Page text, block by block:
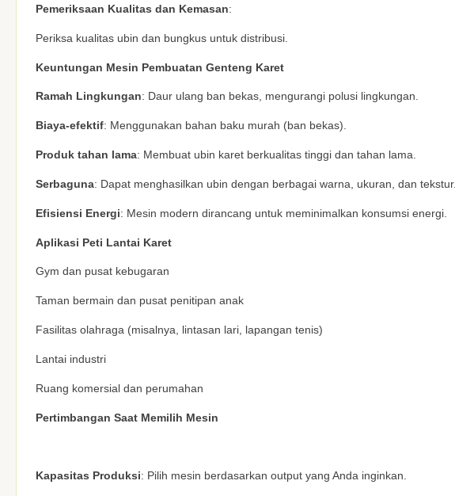
Pemeriksaan Kualitas dan Kemasan:
Periksa kualitas ubin dan bungkus untuk distribusi.
Keuntungan Mesin Pembuatan Genteng Karet
Ramah Lingkungan: Daur ulang ban bekas, mengurangi polusi lingkungan.
Biaya-efektif: Menggunakan bahan baku murah (ban bekas).
Produk tahan lama: Membuat ubin karet berkualitas tinggi dan tahan lama.
Serbaguna: Dapat menghasilkan ubin dengan berbagai warna, ukuran, dan tekstur.
Efisiensi Energi: Mesin modern dirancang untuk meminimalkan konsumsi energi.
Aplikasi Peti Lantai Karet
Gym dan pusat kebugaran
Taman bermain dan pusat penitipan anak
Fasilitas olahraga (misalnya, lintasan lari, lapangan tenis)
Lantai industri
Ruang komersial dan perumahan
Pertimbangan Saat Memilih Mesin
Kapasitas Produksi: Pilih mesin berdasarkan output yang Anda inginkan.